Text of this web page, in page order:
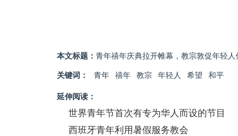
本文标题： 青年禧年庆典拉开帷幕，教宗敦促年轻
关键词： 青年 禧年 教宗 年轻人 希望 和平
延伸阅读：
世界青年节首次有专为华人而设的节目
西班牙青年利用暑假服务教会